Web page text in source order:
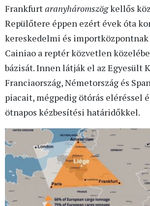
Frankfurtaranyháromszögkellős
Repülőtere éppen ezért évek óta
kereskedelmi és importközpontnak
Cainiao a reptér közvetlen
bázisát. Innen látják el az Egyesült
Franciaország, Németország és
piacait, mégpedig ötórás eléréssel
ötnapos kézbesítési határidőkkel.